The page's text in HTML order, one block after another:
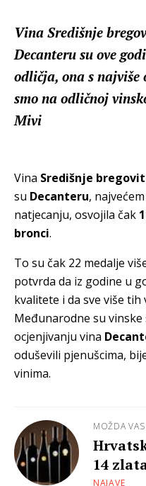
Vina Središnje
Decanteru su ove
odličja, ona s najviše
smo na odličnoj
Mivi
Vina Središnje
su Decanteru,
natjecanju, osvojila čak
bronci.
To su čak 22 medalje
potvrda da iz godine u
kvalitete i da sve više
Međunarodne su
ocjenjivanju vina
oduševili pjenušcima,
vinima.
MOŽDA
14
NAJAVE